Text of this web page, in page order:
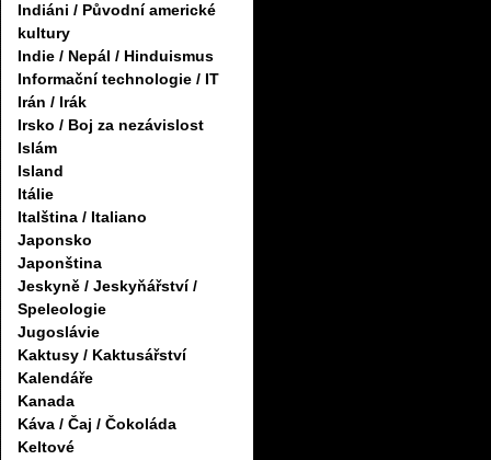
Indiáni / Původní americké
kultury
Indie / Nepál / Hinduismus
Informační technologie / IT
Irán / Irák
Irsko / Boj za nezávislost
Islám
Island
Itálie
Italština / Italiano
Japonsko
Japonština
Jeskyně / Jeskyňářství /
Speleologie
Jugoslávie
Kaktusy / Kaktusářství
Kalendáře
Kanada
Káva / Čaj / Čokoláda
Keltové